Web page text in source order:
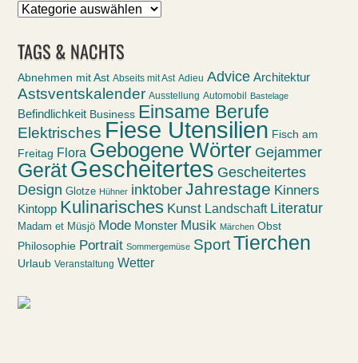
Sortiert
TAGS & NACHTS
Abnehmen mit Ast Abseits mit Ast Adieu Advice Architektur
Astsventskalender Ausstellung Automobil Bastelage
Befindlichkeit Business Einsame Berufe
Elektrisches Fiese Utensilien Fisch am
Freitag Flora Gebogene Wörter Gejammer
GerätGescheitertes Gescheitertes
Design Glotze Hühner inktober Jahrestage Kinners
Kintopp Kulinarisches Kunst Landschaft Literatur
Madam et Müsjö Mode Monster Musik Märchen Obst
Philosophie Portrait Sommergemüse SportTierchen
Urlaub Veranstaltung Wetter